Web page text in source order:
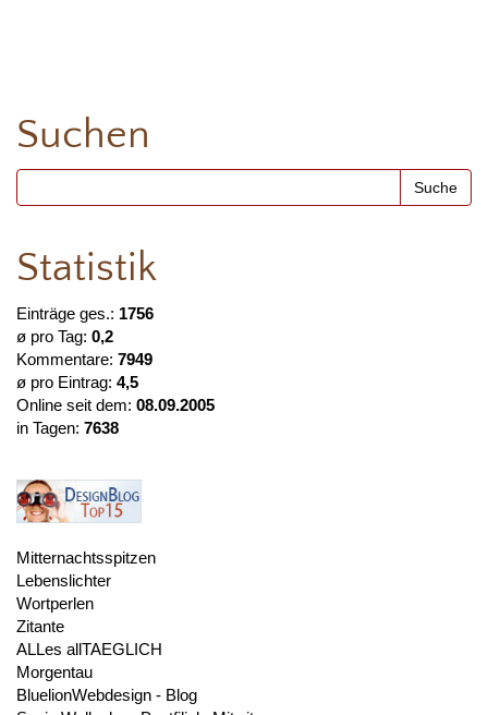
Suchen
Statistik
Einträge ges.: 1756
ø pro Tag: 0,2
Kommentare: 7949
ø pro Eintrag: 4,5
Online seit dem: 08.09.2005
in Tagen: 7638
Mitternachtsspitzen
Lebenslichter
Wortperlen
Zitante
ALLes allTAEGLICH
Morgentau
BluelionWebdesign - Blog